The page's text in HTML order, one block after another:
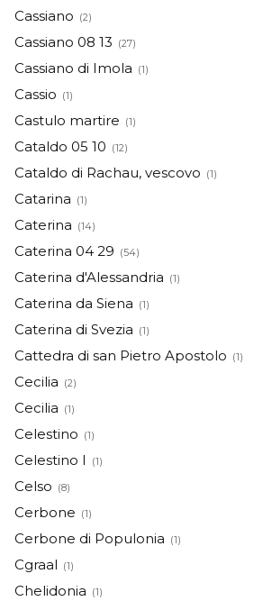
Cassiano (2)
Cassiano 08 13 (27)
Cassiano di Imola (1)
Cassio (1)
Castulo martire (1)
Cataldo 05 10 (12)
Cataldo di Rachau, vescovo (1)
Catarina (1)
Caterina (14)
Caterina 04 29 (54)
Caterina d'Alessandria (1)
Caterina da Siena (1)
Caterina di Svezia (1)
Cattedra di san Pietro Apostolo (1)
Cecilia (2)
Cecilia (1)
Celestino (1)
Celestino I (1)
Celso (8)
Cerbone (1)
Cerbone di Populonia (1)
Cgraal (1)
Chelidonia (1)